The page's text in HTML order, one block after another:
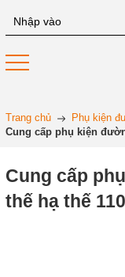
Trang chủ
Phụ kiện
Cung cấp phụ kiện
Cung cấp
thế hạ thế